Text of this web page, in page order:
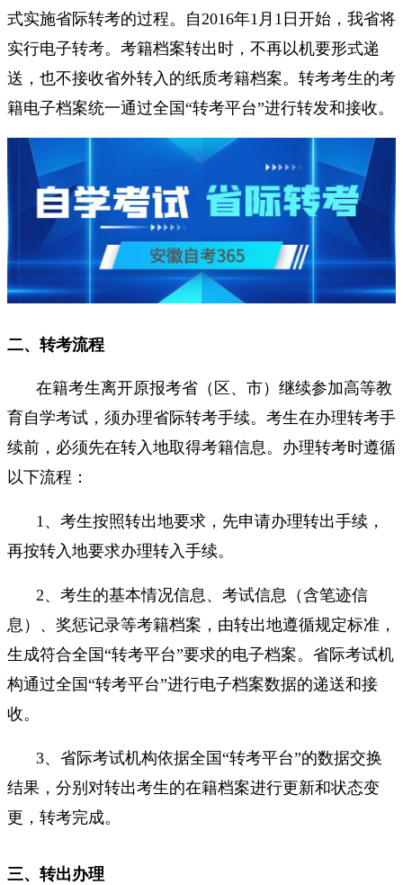
式实施省际转考的过程。自2016年1月1日开始，我省将
实行电子转考。考籍档案转出时，不再以机要形式递
送，也不接收省外转入的纸质考籍档案。转考考生的考
籍电子档案统一通过全国“转考平台”进行转发和接收。
二、转考流程
在籍考生离开原报考省（区、市）继续参加高等教
育自学考试，须办理省际转考手续。考生在办理转考手
续前，必须先在转入地取得考籍信息。办理转考时遵循
以下流程：
1、考生按照转出地要求，先申请办理转出手续，
再按转入地要求办理转入手续。
2、考生的基本情况信息、考试信息（含笔迹信
息）、奖惩记录等考籍档案，由转出地遵循规定标准，
生成符合全国“转考平台”要求的电子档案。省际考试机
构通过全国“转考平台”进行电子档案数据的递送和接
收。
3、省际考试机构依据全国“转考平台”的数据交换
结果，分别对转出考生的在籍档案进行更新和状态变
更，转考完成。
三、转出办理